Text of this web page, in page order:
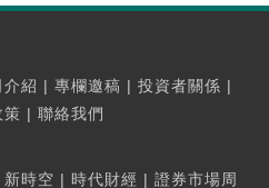
介紹 | 專欄邀稿 | 投資者關係 |
策 | 聯絡我們
新時空 | 時代財經 | 證券市場周